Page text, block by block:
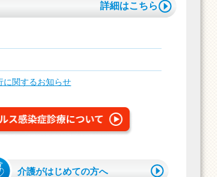
詳細はこちら
に関するお知らせ
介護がはじめての方へ